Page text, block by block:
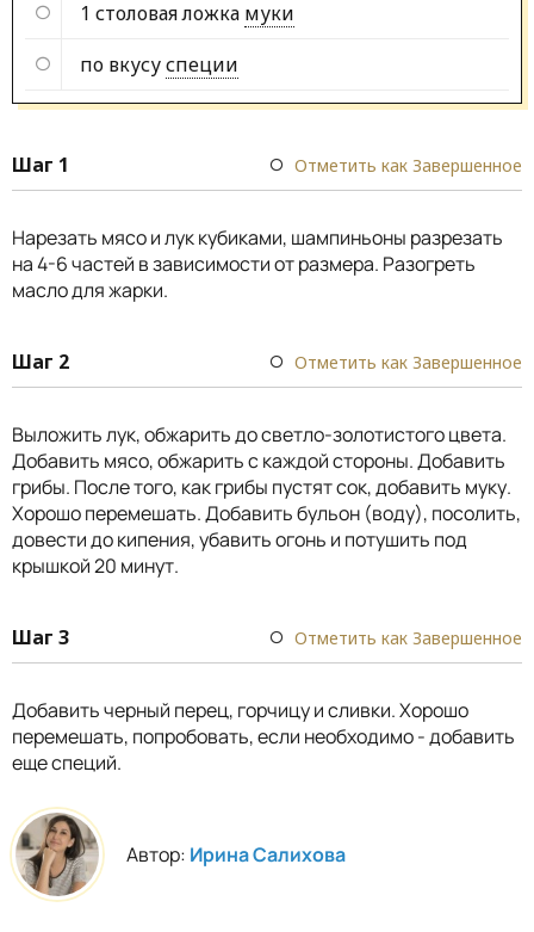
1 столовая ложка муки
по вкусуспеции
Шаг 1 Отметить как Завершенное
Нарезать мясо и лук кубиками, шампиньоны разрезать
на 4-6 частей в зависимости от размера. Разогреть
масло для жарки.
Шаг 2 Отметить как Завершенное
Выложить лук, обжарить до светло-золотистого цвета.
Добавить мясо, обжарить с каждой стороны. Добавить
грибы. После того, как грибы пустят сок, добавить муку.
Хорошо перемешать. Добавить бульон (воду), посолить,
довести до кипения, убавить огонь и потушить под
крышкой 20 минут.
Шаг 3 Отметить как Завершенное
Добавить черный перец, горчицу и сливки. Хорошо
перемешать, попробовать, если необходимо - добавить
еще специй.
Автор: Ирина Салихова